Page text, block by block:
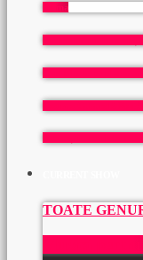
Mama
Un prieten pentru o
Carl Filtsch: copil-
Toamna Culturală
București – capitala
TOATE
Muzică